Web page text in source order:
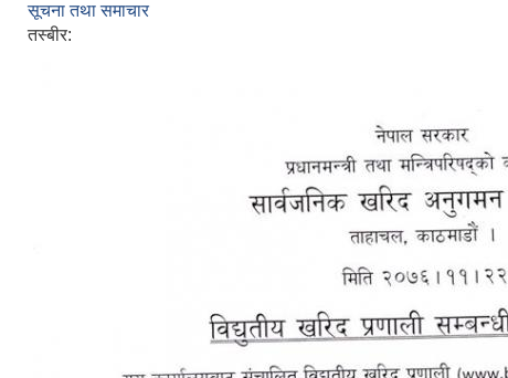
सूचना तथा समाचार
तस्बीर: